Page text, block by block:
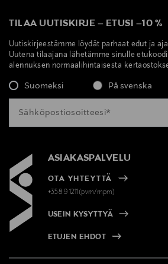
TILAA UUTISKIRJE – ETUSI –10 %
Uutiskirjeestämme löydät parhaat edut ja
Uutena tilaajana lähetämme sinulle
alennuksen normaalihintaisesta
Suomeksi På svenska
ASIAKASPALVELU
OTA YHTEYTTÄ
+358 9 1211(pvm/mpm)
USEIN KYSYTTYÄ
ETUJEN EHDOT